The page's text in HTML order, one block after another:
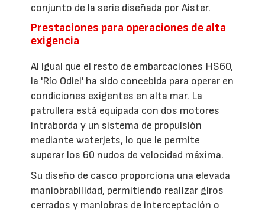
conjunto de la serie diseñada por Aister.
Prestaciones para operaciones de alta
exigencia
Al igual que el resto de embarcaciones HS60,
la 'Río Odiel' ha sido concebida para operar en
condiciones exigentes en alta mar. La
patrullera está equipada con dos motores
intraborda y un sistema de propulsión
mediante waterjets, lo que le permite
superar los 60 nudos de velocidad máxima.
Su diseño de casco proporciona una elevada
maniobrabilidad, permitiendo realizar giros
cerrados y maniobras de interceptación o